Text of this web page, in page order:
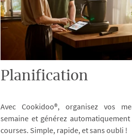
Planification
Avec Cookidoo®, organisez vos
semaine et générez
courses. Simple, rapide, et sans oubli !